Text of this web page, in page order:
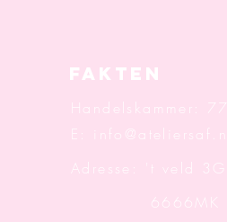
Fakten
Handelskammer:
E:
info@ateliersaf.nl
Adresse: 't veld 3G
6666MK